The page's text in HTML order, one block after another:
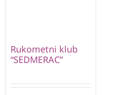
Rukometni klub
“SEDMERAC”